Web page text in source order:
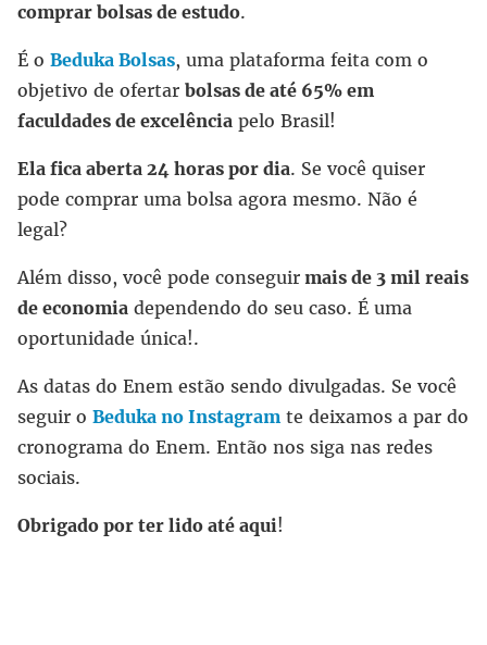
comprar bolsas de estudo.
É o Beduka Bolsas, uma plataforma feita com o
objetivo de ofertar bolsas de até 65% em
faculdades de excelência pelo Brasil!
Ela fica aberta 24 horas por dia. Se você quiser
pode comprar uma bolsa agora mesmo. Não é
legal?
Além disso, você pode conseguir mais de 3 mil reais
de economia dependendo do seu caso. É uma
oportunidade única!.
As datas do Enem estão sendo divulgadas. Se você
seguir o Beduka no Instagram te deixamos a par do
cronograma do Enem. Então nos siga nas redes
sociais.
Obrigado por ter lido até aqui!